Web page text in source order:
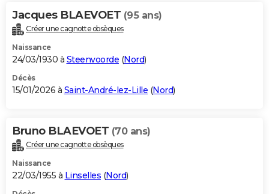
Carte de Noël
Carte Bonne année
Carte Saint-Valentin
Carte Pâques
Carte d'anniversaire
DICTIONNAIRE
Dictionnaire
Biographies
Citations
Expressions
Proverbes
PROGRAMME TV
S'inscrire
Se connecter
Lycées
Collèges
Primaires
Universités
Entreprises
Service militaire
Avis de recherche
AVIS DE DÉCÈS
Bricolage
Lifestyle
Culture
Sport
Auto
Television
Voyage
Cinema
Jacques BLAEVOET (95 ans)
Créer une cagnotte obsèques
Naissance
24/03/1930 à Steenvoorde (Nord)
Décès
15/01/2026 à Saint-André-lez-Lille (Nord)
Bruno BLAEVOET (70 ans)
Créer une cagnotte obsèques
Naissance
22/03/1955 à Linselles (Nord)